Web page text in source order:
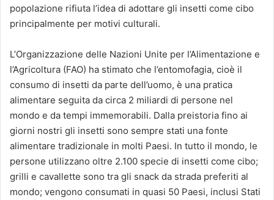
popolazione rifiuta l’idea di adottare gli insetti come cibo
principalmente per motivi culturali.
L’Organizzazione delle Nazioni Unite per l’Alimentazione e
l’Agricoltura (FAO) ha stimato che l’entomofagia, cioè il
consumo di insetti da parte dell’uomo, è una pratica
alimentare seguita da circa 2 miliardi di persone nel
mondo e da tempi immemorabili. Dalla preistoria fino ai
giorni nostri gli insetti sono sempre stati una fonte
alimentare tradizionale in molti Paesi. In tutto il mondo, le
persone utilizzano oltre 2.100 specie di insetti come cibo;
grilli e cavallette sono tra gli snack da strada preferiti al
mondo; vengono consumati in quasi 50 Paesi, inclusi Stati